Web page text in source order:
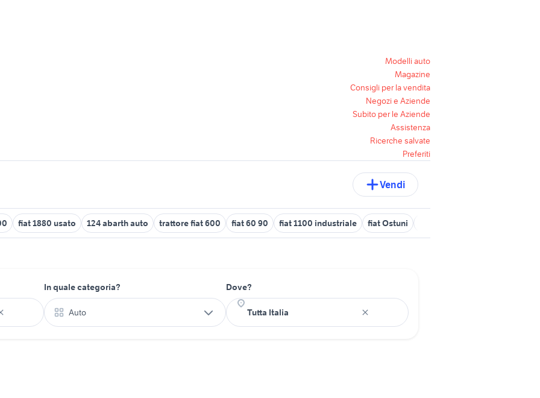
Modelli auto
Magazine
Consigli per la vendita
Negozi e Aziende
Subito per le Aziende
Assistenza
Ricerche salvate
Preferiti
Vendi
fiat 1880 usato 124 abarth auto trattore fiat 600 fiat 60 90 fiat 1100 industriale fiat Ostuni
In quale categoria?
Auto
Dove?